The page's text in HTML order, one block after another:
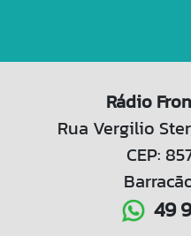
Rádio
Rua Vergilio
CEP:
49